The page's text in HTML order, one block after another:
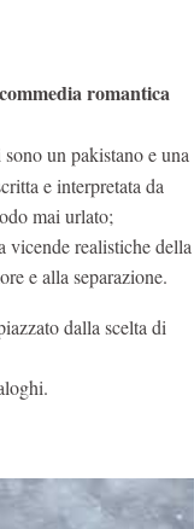
romantica
un pakistano e una
e interpretata da
mai urlato;
vicende realistiche della
e alla separazione.
dalla scelta di